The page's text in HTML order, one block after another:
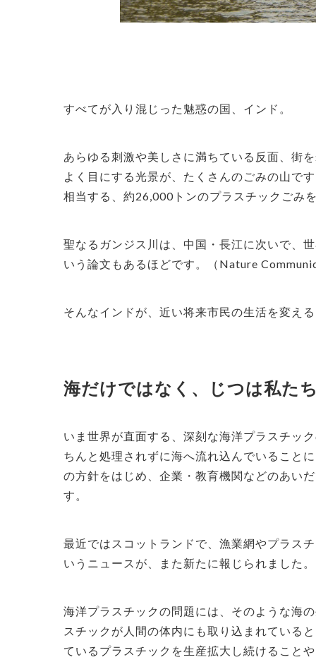
すべてが入り混じった魅惑の国、インド。
あらゆる刺激や美しさに満ちている反面、街
よく目にする光景が、たくさんのごみの山で
相当する、約26,000トンのプラスチックごみ
聖なるガンジス川は、中国・長江に次いで、
いう論文もあるほどです。（Nature
そんなインドが、近い将来市民の生活を変え
海だけではなく、じつは私た
いま世界が直面する、深刻な海洋プラスチッ
ちんと処理されずに海へ流れ込んでいること
の方針をはじめ、企業・教育機関などのあい
す。
最近ではスコットランドで、漁業網やプラス
いうニュースが、また新たに報じられました。
海洋プラスチックの問題には、そのような海
スチックが人間の体内にも取り込まれている
ているプラスチックを生産拡大し続けること